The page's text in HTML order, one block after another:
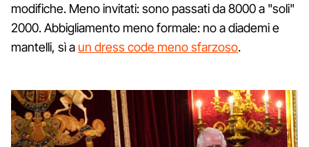
modifiche. Meno invitati: sono passati da 8000 a "soli"
2000. Abbigliamento meno formale: no a diademi e
mantelli, sì a un dress code meno sfarzoso.